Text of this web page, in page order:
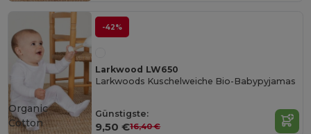
-42%
Larkwood LW650
Larkwoods Kuschelweiche Bio-Babypyjamas
Günstigste:
9,50 €16,40 €
Organic
Cotton